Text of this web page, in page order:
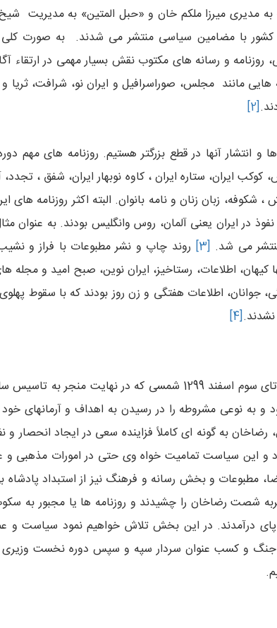
به مدیری میرزا ملکم خان و «حبل المتین» به مدیریت
کشور با مضامین سیاسی منتشر می شدند. به صورت کلی
روزنامه و رسانه های مکتوب نقش بسیار مهمی در ارتقاء
هایی مانند مجلس، صوراسرافیل و ایران نو، شرافت، ثریا
[2]
انتشار آنها در قطع بزرگتر هستیم. روزنامه های مهم
ایران، ستاره ایران ، کاوه نوبهار ایران، شفق ، تجدد،
زبان زنان و نامه بانوان. البته اکثر روزنامه های
ایران یعنی آلمان، روس وانگلیس بودند. به عنوان
می شد. [3]
روند چاپ و نشر مطبوعات با فراز و
کیهان، اطلاعات، رستاخیز، ایران نوین، صبح امید و مجله
جوانان، اطلاعات هفتگی و زن روز بودند که با سقوط
[4]
و به نوعی مشروطه را در رسیدن به اهداف و آرمانهای
به گونه ای کاملاً فزاینده سعی در ایجاد انحصار و
و این سیاست تمامیت خواه وی حتی در امورات مذهبی و
مطبوعات و بخش رسانه و فرهنگ نیز از استبداد پادشاه
شصت رضاخان را چشیدند و روزنامه ها یا مجبور به
پای درآمدند. در این بخش تلاش خواهیم نمود سیاست و
جنگ و کسب عنوان سردار سپه و سپس دوره نخست وزیری